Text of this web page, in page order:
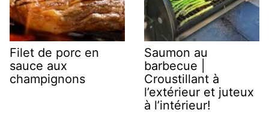
Filet de porc en
sauce aux
champignons
Saumon au
barbecue |
Croustillant à
l’extérieur et juteux
à l’intérieur!